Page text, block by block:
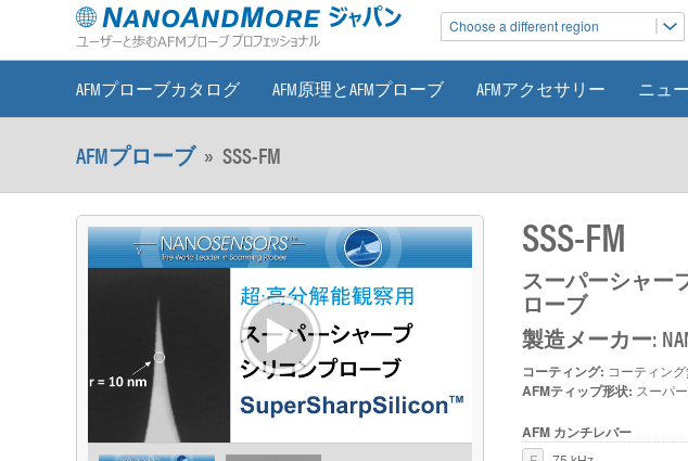
Choose a different region
AFMプローブカタログ AFM原理とAFMプローブ AFMアクセサリー ニュ
AFMプローブ» SSS-FM
SSS-FM
スーパーシャー
ローブ
製造メーカー:
コーティング: コーティング
AFMティップ形状: スーパ
AFM カンチレバー